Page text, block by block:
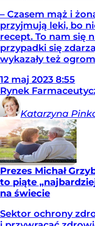
– Czasem mąż i
przyjmują leki, bo
recept. To nam się
przypadki się
wykazały też
12 maj 2023 8:55
Rynek
Katarzyna
Prezes Michał
to piąte
na świecie
Sektor ochrony